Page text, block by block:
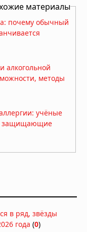
материалы
почему обычный
алкогольной
методы
учёные
защищающие
компоненты
активность
в ряд, звёзды
года (0)